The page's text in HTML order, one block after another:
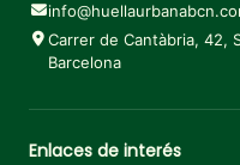
Carrer de Cantàbria, 42,
Barcelona
Enlaces de interés